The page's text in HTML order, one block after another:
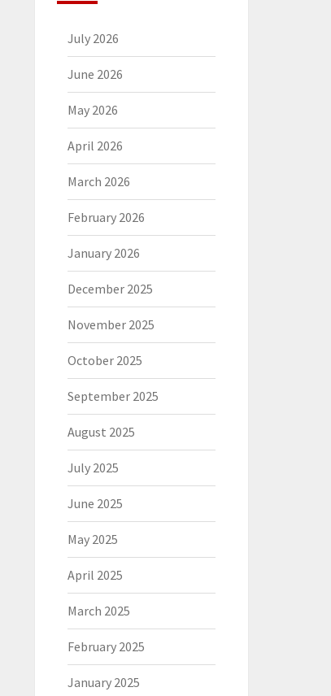
July 2026
June 2026
May 2026
April 2026
March 2026
February 2026
January 2026
December 2025
November 2025
October 2025
September 2025
August 2025
July 2025
June 2025
May 2025
April 2025
March 2025
February 2025
January 2025